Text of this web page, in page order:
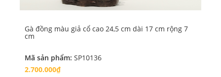
Gà đồng màu giả cổ cao 24,5 cm dài 17 cm rộng 7
cm
Mã sản phẩm: SP10136
2.700.000₫